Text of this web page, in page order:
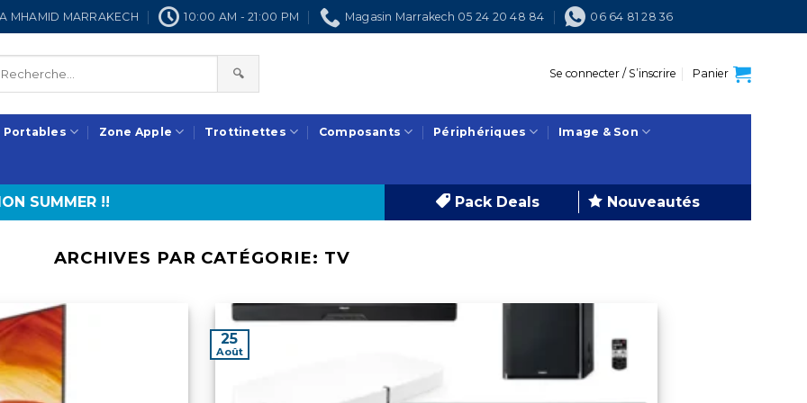
MHAMID MARRAKECH 10:00 AM - 21:00 PM Magasin Marrakech 05 24 20 48 84 06 64 81 28 36
🔍 Se connecter / S’inscrire Panier
Portables Zone Apple Trottinettes Composants Périphériques Image & Son
SUMMER !! Pack Deals Nouveautés
ARCHIVES PAR CATÉGORIE: TV
25
Août